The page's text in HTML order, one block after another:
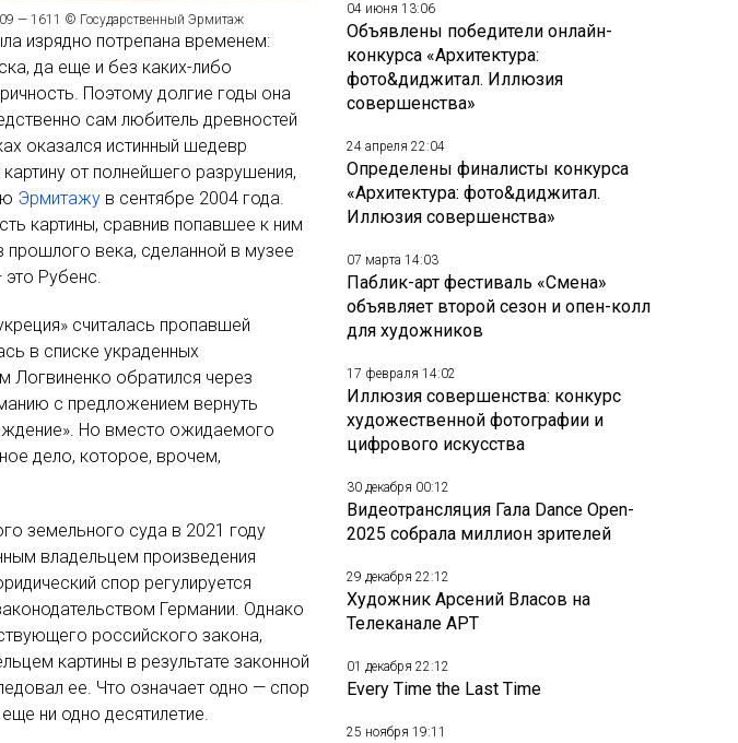
— 1611 © Государственный Эрмитаж
изрядно потрепана временем:
да еще и без каких-либо
Поэтому долгие годы она
сам любитель древностей
оказался истинный шедевр
от полнейшего разрушения,
Эрмитажу в сентябре 2004 года.
картины, сравнив попавшее к ним
века, сделанной в музее
Рубенс.
считалась пропавшей
в списке украденных
Логвиненко обратился через
с предложением вернуть
Но вместо ожидаемого
дело, которое, врочем,
земельного суда в 2021 году
владельцем произведения
спор регулируется
Германии. Однако
российского закона,
картины в результате законной
ее. Что означает одно — спор
ни одно десятилетие.
04 июня 13:06
Объявлены победители онлайн-
конкурса «Архитектура:
фото&диджитал. Иллюзия
совершенства»
24 апреля 22:04
Определены финалисты конкурса
«Архитектура: фото&диджитал.
Иллюзия совершенства»
07 марта 14:03
Паблик-арт фестиваль «Смена»
объявляет второй сезон и опен-колл
для художников
17 февраля 14:02
Иллюзия совершенства: конкурс
художественной фотографии и
цифрового искусства
30 декабря 00:12
Видеотрансляция Гала Dance Open-
2025 собрала миллион зрителей
29 декабря 22:12
Художник Арсений Власов на
Телеканале АРТ
01 декабря 22:12
Every Time the Last Time
25 ноября 19:11